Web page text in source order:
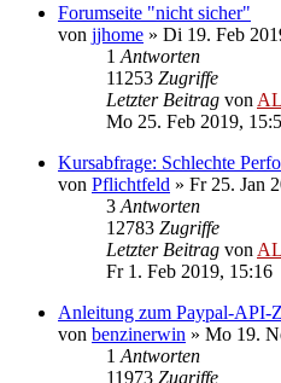
Forumseite "nicht sicher"
von jjhome » Di 19. Feb
1 Antworten
11253 Zugriffe
Letzter Beitrag von
Mo 25. Feb 2019,
Kursabfrage: Schlechte
von Pflichtfeld » Fr 25. Jan
3 Antworten
12783 Zugriffe
Letzter Beitrag von
Fr 1. Feb 2019, 15:16
Anleitung zum Paypal-API-
von benzinerwin » Mo 19.
1 Antworten
11973 Zugriffe